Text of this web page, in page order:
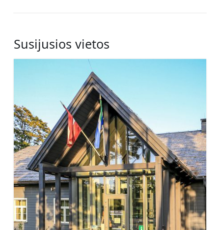
Susijusios vietos